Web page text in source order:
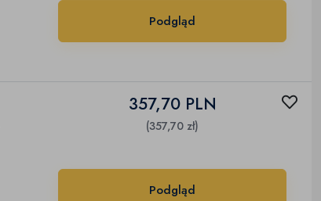
Podgląd
357,70 PLN
(357,70 zł)
Podgląd